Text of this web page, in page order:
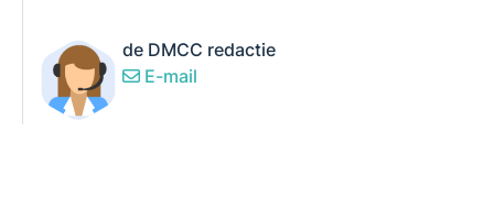
de DMCC redactie
E-mail